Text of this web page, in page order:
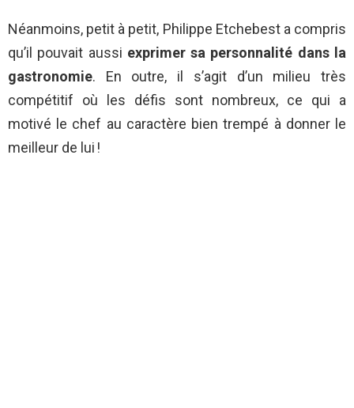
Néanmoins, petit à petit, Philippe Etchebest a compris
qu’il pouvait aussi exprimer sa personnalité dans la
gastronomie. En outre, il s’agit d’un milieu très
compétitif où les défis sont nombreux, ce qui a
motivé le chef au caractère bien trempé à donner le
meilleur de lui !